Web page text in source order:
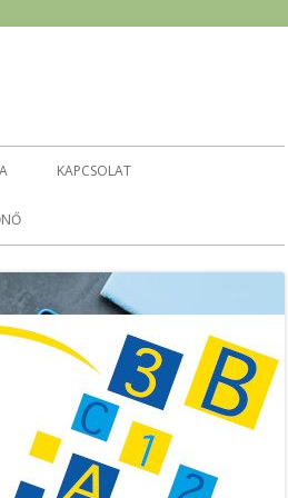
KEHOP-5.4.1-16-2016-00296
ENERGETIKA ÖKO-TÉMAHÉT
ENERGIA PROJEKTHÉT
KAPCSOLAT